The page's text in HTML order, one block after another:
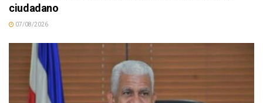
ciudadano
07/08/2026